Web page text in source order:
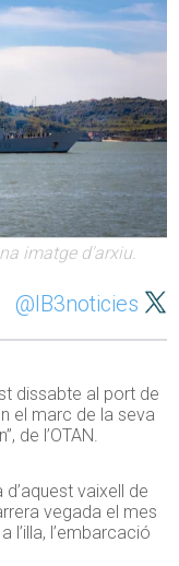
imatge d'arxiu.
@IB3noticies
dissabte al port de
el marc de la seva
de l’OTAN.
vaixell de
vegada el mes
l’illa, l’embarcació